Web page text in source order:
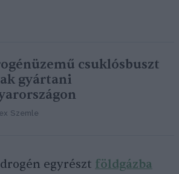
csuklósbuszt
gyártani
Szemle
egyrészt földgázba